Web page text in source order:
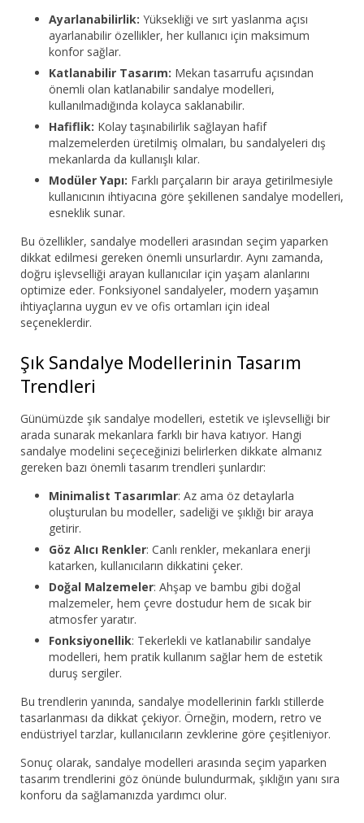
Ayarlanabilirlik: Yüksekliği ve sırt yaslanma açısı
ayarlanabilir özellikler, her kullanıcı için maksimum
konfor sağlar.
Katlanabilir Tasarım: Mekan tasarrufu açısından
önemli olan katlanabilir sandalye modelleri,
kullanılmadığında kolayca saklanabilir.
Hafiflik: Kolay taşınabilirlik sağlayan hafif
malzemelerden üretilmiş olmaları, bu sandalyeleri dış
mekanlarda da kullanışlı kılar.
Modüler Yapı: Farklı parçaların bir araya getirilmesiyle
kullanıcının ihtiyacına göre şekillenen sandalye modelleri,
esneklik sunar.
Bu özellikler, sandalye modelleri arasından seçim yaparken
dikkat edilmesi gereken önemli unsurlardır. Aynı zamanda,
doğru işlevselliği arayan kullanıcılar için yaşam alanlarını
optimize eder. Fonksiyonel sandalyeler, modern yaşamın
ihtiyaçlarına uygun ev ve ofis ortamları için ideal
seçeneklerdir.
Şık Sandalye Modellerinin Tasarım
Trendleri
Günümüzde şık sandalye modelleri, estetik ve işlevselliği bir
arada sunarak mekanlara farklı bir hava katıyor. Hangi
sandalye modelini seçeceğinizi belirlerken dikkate almanız
gereken bazı önemli tasarım trendleri şunlardır:
Minimalist Tasarımlar: Az ama öz detaylarla
oluşturulan bu modeller, sadeliği ve şıklığı bir araya
getirir.
Göz Alıcı Renkler: Canlı renkler, mekanlara enerji
katarken, kullanıcıların dikkatini çeker.
Doğal Malzemeler: Ahşap ve bambu gibi doğal
malzemeler, hem çevre dostudur hem de sıcak bir
atmosfer yaratır.
Fonksiyonellik: Tekerlekli ve katlanabilir sandalye
modelleri, hem pratik kullanım sağlar hem de estetik
duruş sergiler.
Bu trendlerin yanında, sandalye modellerinin farklı stillerde
tasarlanması da dikkat çekiyor. Örneğin, modern, retro ve
endüstriyel tarzlar, kullanıcıların zevklerine göre çeşitleniyor.
Sonuç olarak, sandalye modelleri arasında seçim yaparken
tasarım trendlerini göz önünde bulundurmak, şıklığın yanı sıra
konforu da sağlamanızda yardımcı olur.